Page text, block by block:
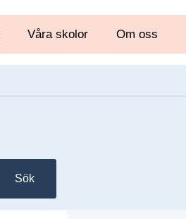
Våra skolor Om oss
Sök